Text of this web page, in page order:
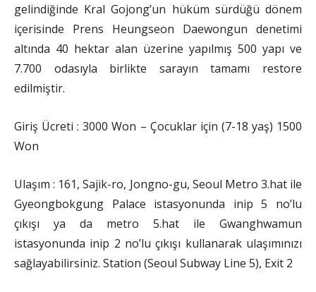
gelindiğinde Kral Gojong’un hüküm sürdüğü dönem
içerisinde Prens Heungseon Daewongun denetimi
altında 40 hektar alan üzerine yapılmış 500 yapı ve
7.700 odasıyla birlikte sarayın tamamı restore
edilmiştir.
Giriş Ücreti : 3000 Won – Çocuklar için (7-18 yaş) 1500
Won
Ulaşım : 161, Sajik-ro, Jongno-gu, Seoul Metro 3.hat ile
Gyeongbokgung Palace istasyonunda inip 5 no’lu
çıkışı ya da metro 5.hat ile Gwanghwamun
istasyonunda inip 2 no’lu çıkışı kullanarak ulaşımınızı
sağlayabilirsiniz. Station (Seoul Subway Line 5), Exit 2